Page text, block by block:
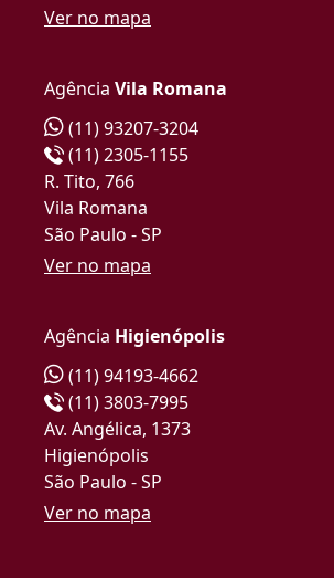
Ver no mapa
Agência Vila Romana
(11) 93207-3204
(11) 2305-1155
R. Tito, 766
Vila Romana
São Paulo - SP
Ver no mapa
Agência Higienópolis
(11) 94193-4662
(11) 3803-7995
Av. Angélica, 1373
Higienópolis
São Paulo - SP
Ver no mapa